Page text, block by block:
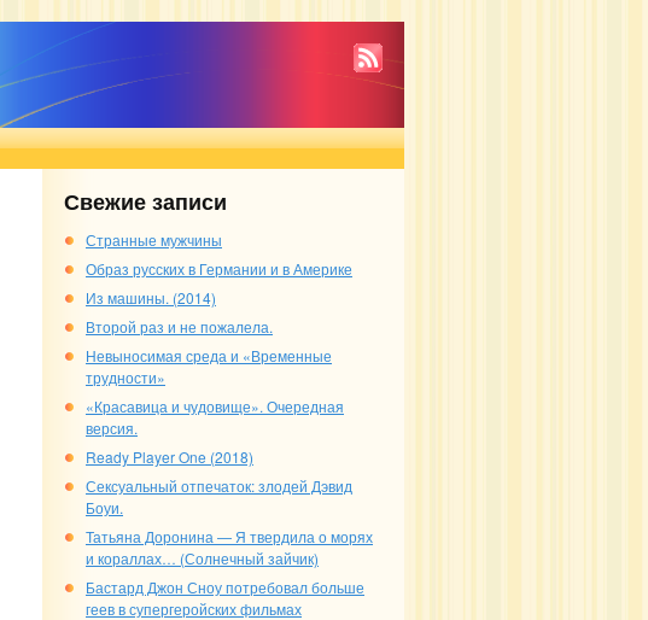
Свежие записи
Странные мужчины
Образ русских в Германии и в Америке
Из машины. (2014)
Второй раз и не пожалела.
Невыносимая среда и «Временные
трудности»
«Красавица и чудовище». Очередная
версия.
Ready Player One (2018)
Сексуальный отпечаток: злодей Дэвид
Боуи.
Татьяна Доронина — Я твердила о морях
и кораллах… (Солнечный зайчик)
Бастард Джон Сноу потребовал больше
геев в супергеройских фильмах